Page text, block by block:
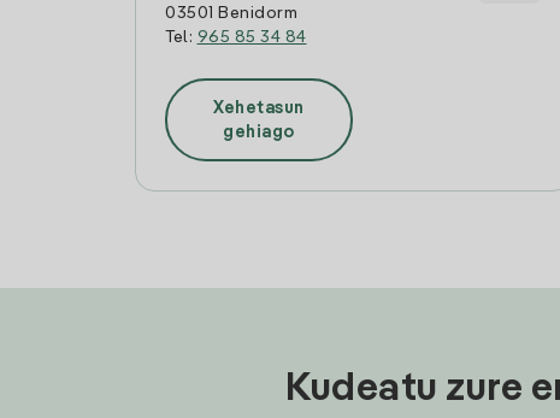
03501 Benidorm
Tel: 965 85 34 84
Xehetasun
gehiago
Kudeatu zure